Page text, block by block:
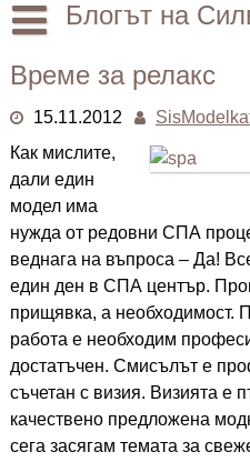
Skip
to
Блогът на
Други
Време за релакс
15.11.2012
Как мислите,
дали един
модел има
нужда от редовни СПА
веднага на въпроса – Да!
един ден в СПА център.
прищявка, а необходимост.
работа е необходим
достатъчен. Смисълът е
съчетан с визия. Визията е
качествено предложена
сега засягам темата за